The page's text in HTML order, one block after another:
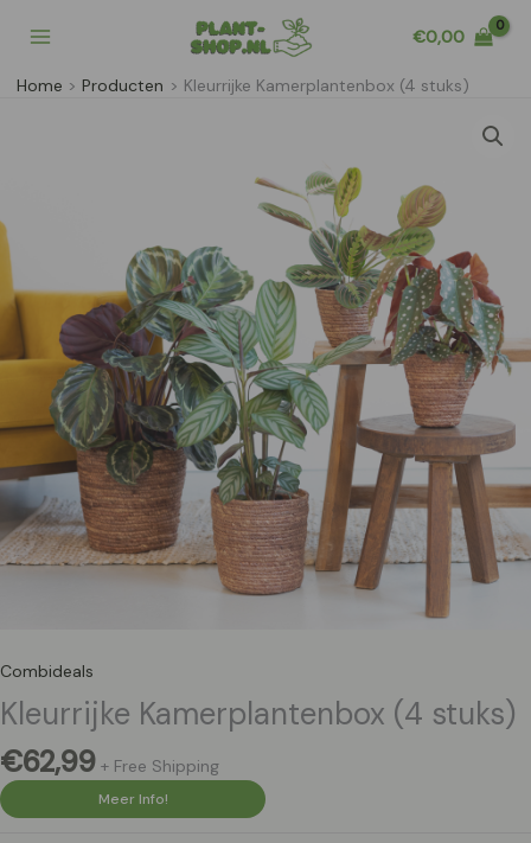
naar
inhoud
€0,00
Home Producten Kleurrijke Kamerplantenbox (4 stuks)
Combideals
Kleurrijke Kamerplantenbox (4 stuks)
€62,99 + Free Shipping
Meer Info!